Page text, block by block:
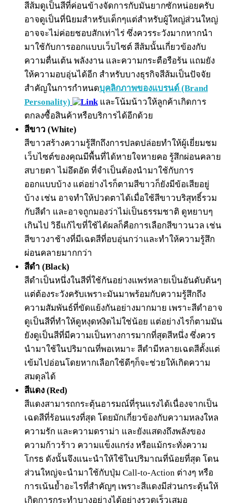
สีส้มดูเป็นสีที่ค่อนข้างจัดการกับมันยากซักหน่อยครับ
อาจดูเป็นที่นิยมสำหรับเด็กๆแต่สำหรับผู้ใหญ่ส่วนใหญ่
อาจจะไม่ค่อยชอบสักเท่าไร่ ซึ่งควรระวังมากหากนำ
มาใช้กับการออกแบบเว็บไซต์ สีส้มนั้นเกี่ยวข้องกับ
ความตื่นเต้น พลังงาน และความกระตือรือร้น แถมยัง
ให้ความอบอุ่นได้อีก สำหรับบางธุรกิจสีส้มเป็นปัจจัย
สำคัญในการกำหนดบุคลิกภาพของแบรนด์ (Brand
Personality)
และโน้มน้าวให้ลูกค้าเกิดการ
ตกลงซื้อสินค้าหรือบริการได้อีกด้วย
สีขาว (White)
สีขาวสร้างความรู้สึกถึงการปลดปล่อยทำให้ผู้เยี่ยมชม
เว็บไซต์ของคุณมีพื้นที่ได้หายใจหายคอ รู้สึกผ่อนคลาย
สบายตา ไม่อึดอัด ที่จำเป็นต้องนำมาใช้กับการ
ออกแบบบ้าง แต่อย่างไรก็ตามสีขาวก็ยังมีข้อเสียอยู่
บ้าง เช่น อาจทำให้ปวดตาได้เมื่อใช้สีขาวบริสุทธิ์รวม
กับสีดำ และอาจถูกมองว่าไม่เป็นธรรมชาติ ดูหยาบๆ
เกินไป วิธีแก้ไขที่ใช้ได้ผลก็คือการเลือกสีขาวนวล เช่น
สีขาวงาช้างที่มีเฉดสีที่อบอุ่นกว่าและทำให้ความรู้สึก
ผ่อนคลายมากกว่า
สีดำ (Black)
สีดำเป็นหนึ่งในสีที่ใช้กันอย่างแพร่หลายเป็นอันดับต้นๆ
แต่ต้องระวังครับเพราะมันมาพร้อมกับความรู้สึกถึง
ความสัมพันธ์ที่ขัดแย้งกันอย่างมากมาย เพราะสีดำอาจ
ดูเป็นสีที่ทำให้ดูหงุดหงิดไม่ใช่น้อย แต่อย่างไรก็ตามมัน
ยังดูเป็นสีที่มีความเป็นทางการมากที่สุดสีหนึ่ง ซึ่งควร
นำมาใช้ในปริมาณที่พอเหมาะ สีดำมีหลายเฉดสีตั้งแต่
เข้มไปอ่อนโดยหากเลือกใช้ดีๆก็จะช่วยให้เกิดความ
สมดุลได้
สีแดง (Red)
สีแดงสามารถกระตุ้นอารมณ์ที่รุนแรงได้เนื่องจากเป็น
เฉดสีที่ร้อนแรงที่สุด โดยมักเกี่ยวข้องกับความหลงใหล
ความรัก และความดราม่า และยังแสดงถึงพลังของ
ความก้าวร้าว ความแข็งแกร่ง หรือแม้กระทั่งความ
โกรธ ดังนั้นจึงแนะนำให้ใช้ในปริมาณที่น้อยที่สุด โดน
ส่วนใหญ่จะนำมาใช้กับปุ่ม Call-to-Action ต่างๆ หรือ
การเน้นย้ำอะไรที่สำคัญๆ เพราะสีแดงมีส่วนกระตุ้นให้
เกิดการกระทำบางอย่างได้อย่างรวดเร็วเสมอ